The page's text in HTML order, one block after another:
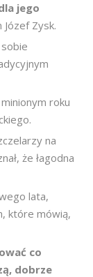
jego
Zysk.
roku
na
że łagodna
lata,
które mówią,
co
dobrze